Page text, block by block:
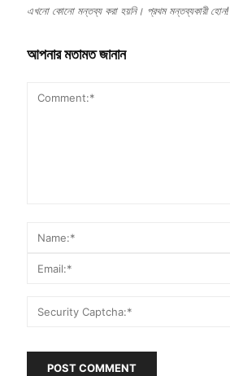
এখনো কোনো মন্তব্য করা হয়নি। প্রথম মন্তব্যকারী হোন!
আপনার মতামত জানান
POST COMMENT